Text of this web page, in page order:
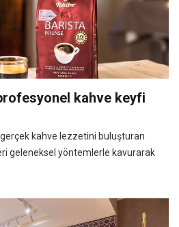
kahve keyfi
gerçek kahve lezzetini buluşturan
geleneksel yöntemlerle kavurarak